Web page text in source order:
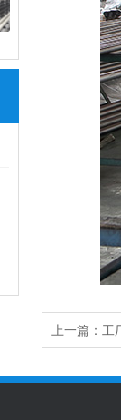
上一篇： 工